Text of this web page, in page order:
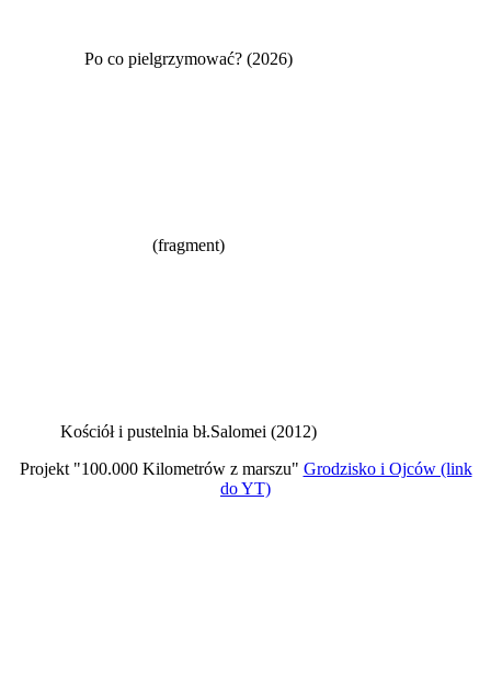
Po co pielgrzymować? (2026)
(fragment)
Kościół i pustelnia bł.Salomei (2012)
Projekt "100.000 Kilometrów z marszu" Grodzisko i Ojców (link
do YT)